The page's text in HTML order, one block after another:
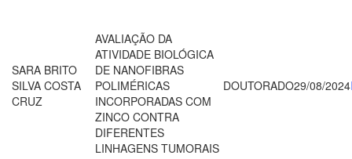
SARA BRITO
SILVA COSTA
CRUZ
AVALIAÇÃO DA
ATIVIDADE BIOLÓGICA
DE NANOFIBRAS
POLIMÉRICAS
INCORPORADAS COM
ZINCO CONTRA
DIFERENTES
LINHAGENS TUMORAIS
DOUTORADO29/08/2024